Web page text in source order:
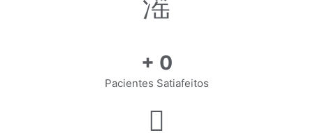
+ 0
Pacientes Satiafeitos